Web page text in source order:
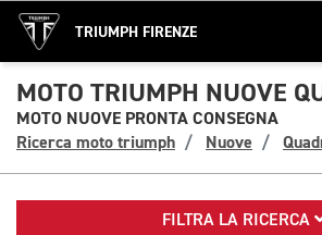
TRIUMPH FIRENZE
MOTO TRIUMPH NUOVE
MOTO NUOVE PRONTA CONSEGNA
Ricerca moto triumph
Nuove
FILTRA LA RICERCA